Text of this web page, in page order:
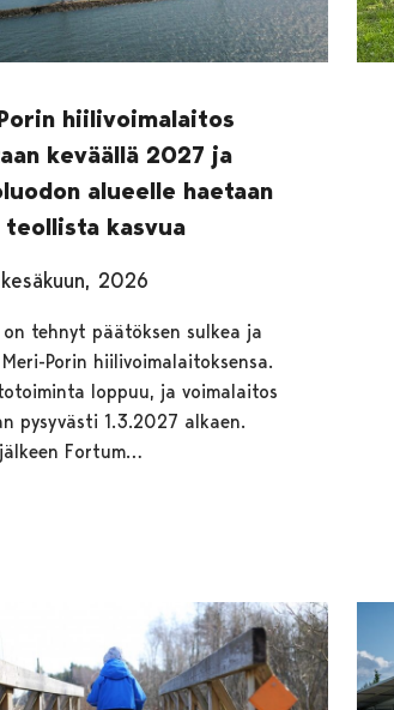
hiilivoimalaitos
keväällä 2027 ja
alueelle haetaan
kasvua
2026
on tehnyt päätöksen sulkea ja
Porin hiilivoimalaitoksensa.
loppuu, ja voimalaitos
pysyvästi 1.3.2027 alkaen.
Fortum…